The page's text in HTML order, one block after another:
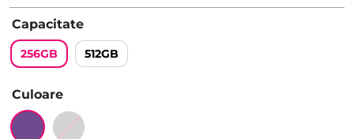
Capacitate
256GB 512GB
Culoare